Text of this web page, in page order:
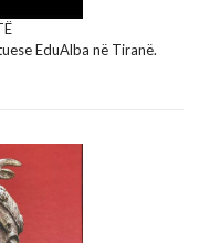
EduAlba në Tiranë.